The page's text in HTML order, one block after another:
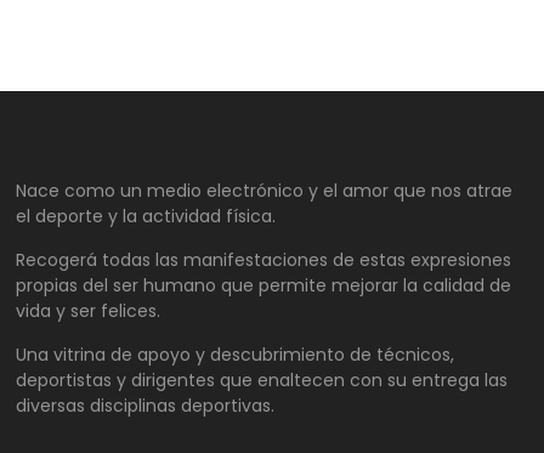
Nace como un medio electrónico y el amor que nos atrae
el deporte y la actividad física.
Recogerá todas las manifestaciones de estas expresiones
propias del ser humano que permite mejorar la calidad de
vida y ser felices.
Una vitrina de apoyo y descubrimiento de técnicos,
deportistas y dirigentes que enaltecen con su entrega las
diversas disciplinas deportivas.